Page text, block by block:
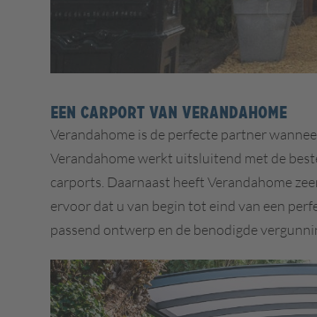
EEN CARPORT VAN VERANDAHOME
Verandahome is de perfecte partner
Verandahome werkt uitsluitend met de
carports. Daarnaast heeft Verandahome
ervoor dat u van begin tot eind van een
passend ontwerp en de benodigde